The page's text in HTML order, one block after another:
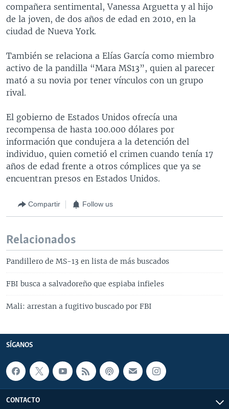
compañera sentimental, Vanessa Arguetta y al hijo
de la joven, de dos años de edad en 2010, en la
ciudad de Nueva York.
También se relaciona a Elías García como miembro
activo de la pandilla “Mara MS13”, quien al parecer
mató a su novia por tener vínculos con un grupo
rival.
El gobierno de Estados Unidos ofrecía una
recompensa de hasta 100.000 dólares por
información que condujera a la detención del
individuo, quien cometió el crimen cuando tenía 17
años de edad frente a otros cómplices que ya se
encuentran presos en Estados Unidos.
Compartir Follow us
Relacionados
Pandillero de MS-13 en lista de más buscados
FBI busca a salvadoreño que espiaba infieles
Mali: arrestan a fugitivo buscado por FBI
SÍGANOS
CONTACTO